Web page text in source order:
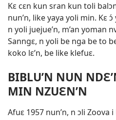
Kɛ cɛn kun sran kun toli
nun’n, like yaya yoli min. Kɛ
n yoli juejue’n, m’an yoman
Sanngɛ, n yoli be nga be to
koko lɛ’n, be like klefuɛ.
BIBLU’N NUN
MIN NZUƐN’N
Afuɛ 1957 nun’n, n ɔli Zoova